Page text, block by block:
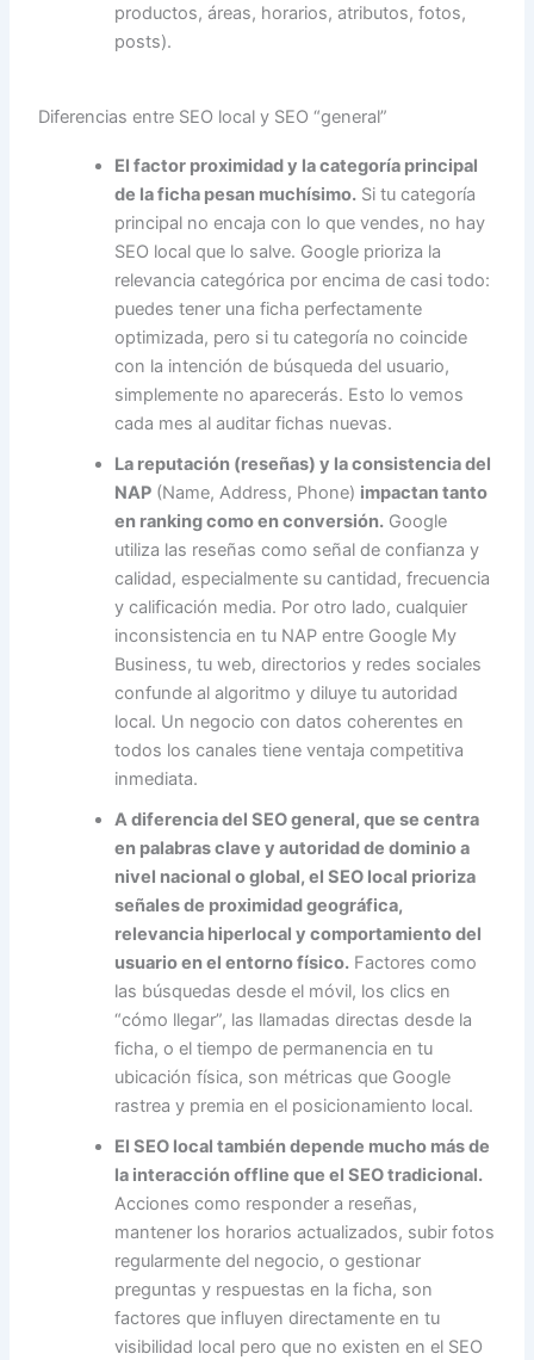
productos, áreas, horarios, atributos, fotos,
posts).
Diferencias entre SEO local y SEO “general”
El factor proximidad y la categoría principal
de la ficha pesan muchísimo. Si tu categoría
principal no encaja con lo que vendes, no hay
SEO local que lo salve. Google prioriza la
relevancia categórica por encima de casi todo:
puedes tener una ficha perfectamente
optimizada, pero si tu categoría no coincide
con la intención de búsqueda del usuario,
simplemente no aparecerás. Esto lo vemos
cada mes al auditar fichas nuevas.
La reputación (reseñas) y la consistencia del
NAP (Name, Address, Phone) impactan tanto
en ranking como en conversión. Google
utiliza las reseñas como señal de confianza y
calidad, especialmente su cantidad, frecuencia
y calificación media. Por otro lado, cualquier
inconsistencia en tu NAP entre Google My
Business, tu web, directorios y redes sociales
confunde al algoritmo y diluye tu autoridad
local. Un negocio con datos coherentes en
todos los canales tiene ventaja competitiva
inmediata.
A diferencia del SEO general, que se centra
en palabras clave y autoridad de dominio a
nivel nacional o global, el SEO local prioriza
señales de proximidad geográfica,
relevancia hiperlocal y comportamiento del
usuario en el entorno físico. Factores como
las búsquedas desde el móvil, los clics en
“cómo llegar”, las llamadas directas desde la
ficha, o el tiempo de permanencia en tu
ubicación física, son métricas que Google
rastrea y premia en el posicionamiento local.
El SEO local también depende mucho más de
la interacción offline que el SEO tradicional.
Acciones como responder a reseñas,
mantener los horarios actualizados, subir fotos
regularmente del negocio, o gestionar
preguntas y respuestas en la ficha, son
factores que influyen directamente en tu
visibilidad local pero que no existen en el SEO